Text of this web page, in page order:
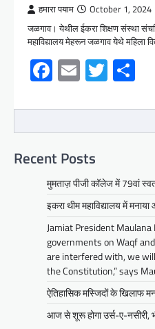
हमारा पयाम October 1, 2024
जळगाव। येथील ईकरा शिक्षण संस्था
महाविद्यालय मेहरून जळगाव येथे महिला
Facebook
Email
Recent Posts
मुमताज़ पीजी कॉलेज में 79वां
इकरा थीम महाविद्यालय में
Jamiat President
governments on Waqf
are interfered with, we
the Constitution,” says
ऐतिहासिक मस्जिदों के खिलाफ
आज से शूरू होगा उर्स-ए-नसीरी,